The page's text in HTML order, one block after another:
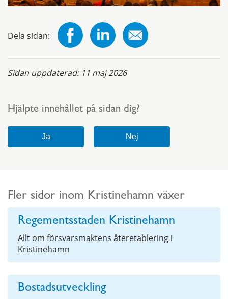
Dela sidan:
Sidan uppdaterad: 11 maj 2026
Hjälpte innehållet på sidan dig?
Fler sidor inom Kristinehamn växer
Regementsstaden Kristinehamn
Allt om försvarsmaktens återetablering i
Kristinehamn
Bostadsutveckling